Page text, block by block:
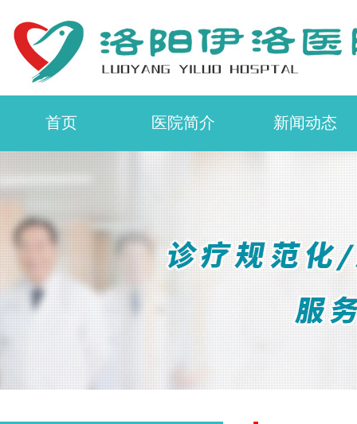
首页 医院简介 新闻动态